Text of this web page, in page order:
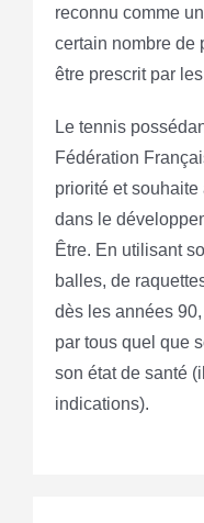
reconnu comme
certain nombre de
être prescrit par
Le tennis
Fédération
priorité et
dans le
Être. En utilisant
balles, de
dès les années
par tous quel que
son état de santé
indications).